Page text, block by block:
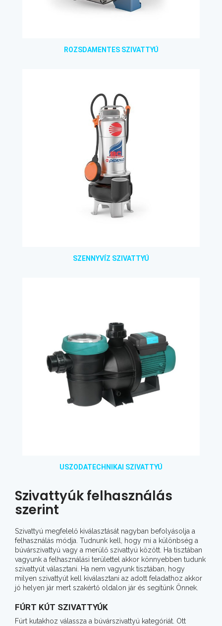
ROZSDAMENTES SZIVATTYÚ
SZENNYVÍZ SZIVATTYÚ
USZODATECHNIKAI SZIVATTYÚ
Szivattyúk felhasználás
szerint
Szivattyú megfelelő kiválasztását nagyban befolyásolja a
felhasználás módja. Tudnunk kell, hogy mi a különbség a
búvárszivattyú vagy a merülő szivattyú között. Ha tisztában
vagyunk a felhasználási területtel akkor könnyebben tudunk
szivattyút választani. Ha nem vagyunk tisztában, hogy
milyen szivattyút kell kiválasztani az adott feladathoz akkor
jó helyen jár mert szakértő oldalon jár és segítünk Önnek.
FÚRT KÚT SZIVATTYÚK
Fúrt kutakhoz válassza a búvárszivattyú kategóriát. Ott